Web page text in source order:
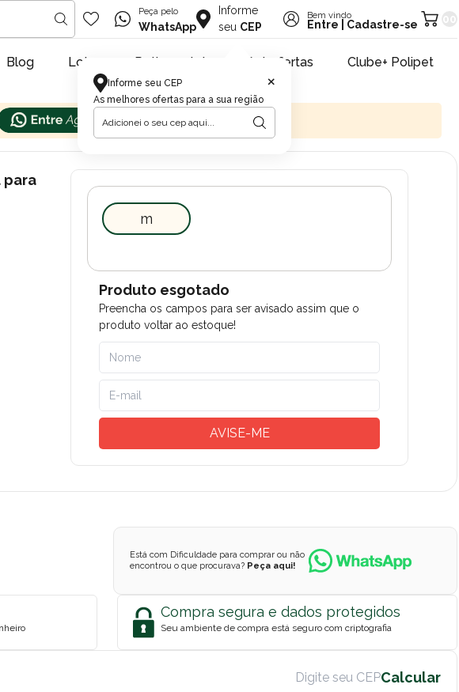
Peça pelo
WhatsApp
Informe
seu CEP
Informe seu CEP
As melhores ofertas para a sua região
×
Bem vindo
Entre Cadastre-se
Blog Lojas Retire na loja Pet ofertas Clube+ Polipet
para
m
Produto esgotado
Preencha os campos para ser avisado assim que o
produto voltar ao estoque!
AVISE-ME
Está com Dificuldade para comprar ou não
encontrou o que procurava? Peça aqui!
Compra segura e dados protegidos
Seu ambiente de compra está seguro com criptografia